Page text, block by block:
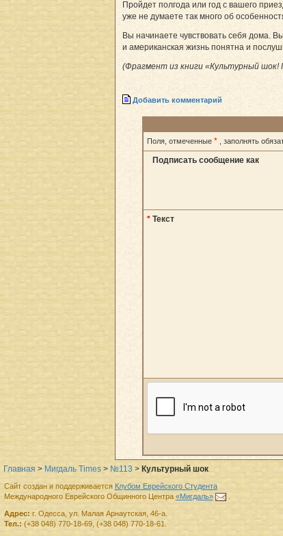
Пройдет полгода или год с вашего
уже не думаете так много об
Вы начинаете чувствовать себя дома.
и американская жизнь понятна и
(Фрагмент из книги «Культурный шок!
Добавить комментарий
Поля, отмеченные * , заполнять
Подписать сообщение как
* Текст
Главная > Мигдаль Times > №113 > Культурный шок
Сайт создан и поддерживается Клубом Еврейского Студента
Международного Еврейского Общинного Центра «Мигдаль» .
Адрес: г. Одесса, ул. Малая Арнаутская, 46-а.
Тел.: (+38 048) 770-18-69, (+38 048) 770-18-61.